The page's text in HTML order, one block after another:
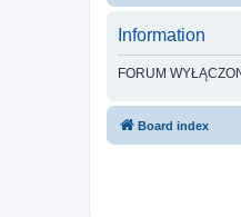
Information
FORUM
Board index